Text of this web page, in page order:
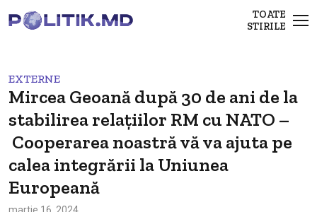
TOATE
STIRILE
EXTERNE
Mircea Geoană după 30 de ani de la
stabilirea relațiilor RM cu NATO –
Cooperarea noastră vă va ajuta pe
calea integrării la Uniunea
Europeană